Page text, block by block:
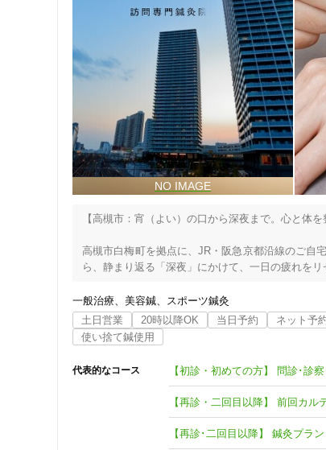
支払いに関する特徴
特典あり
クレカ可
キーワード
【高槻市：宵（よい）の口から深夜まで。心と体
高槻市白梅町を拠点に、JR・阪急京都沿線のご自
ら、静まり返る「深夜」にかけて、一日の疲れを
営業時間は15時から24時まで。お仕事の合間のリ
様のライフスタイルに合わせたケアを提供してお
ゆっくりとお休みいただけるのが訪問施術ならでは
当院が大切にしているのは、東洋医学と現代医学
経の乱れからくる不調・慢性的な倦怠感といった
た本来の自然治癒力を引き出すお手伝いをいたしま
【このような方にご利用いただいています】
一般治療 美容鍼
スポーツ鍼灸
土日営業
20時以降OK 当日予約 ネット予
使い捨て鍼使用
代表的なコース 【初診・初めての方】 問診･診
【再診・二回目以降】 前回カ
【再診･二回目以降】 鍼灸プラ